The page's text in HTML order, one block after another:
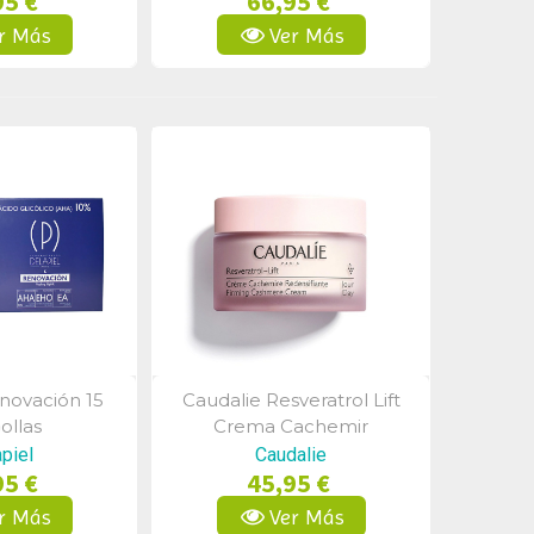
Más Ver Más
Rápida
15
€
Más
Vista Rápida
Caudalie Resveratrol Lift
Crema Cachemir
Redensificante 50ml
Caudalie
45,95 €
Ver Más